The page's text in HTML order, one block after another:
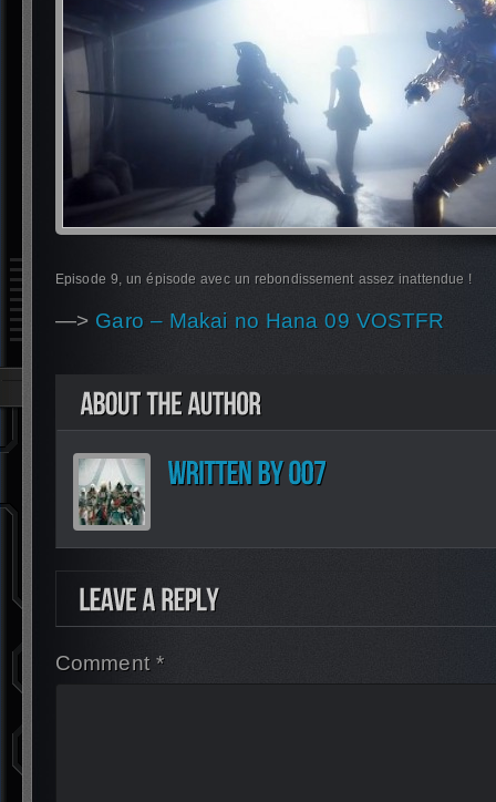
Episode 9, un épisode avec un rebondissement assez inattendue !
—> Garo – Makai no Hana 09 VOSTFR
Comment *